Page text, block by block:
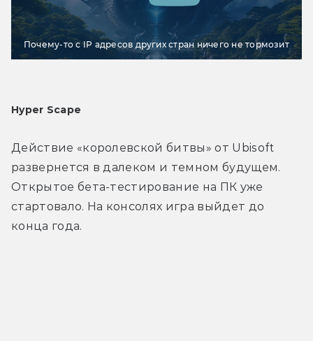
Почему-то с IP адресов других стран ничего не тормозит
Hyper Scape
Действие «королевской битвы» от Ubisoft
развернется в далеком и темном будущем.
Открытое бета-тестирование на ПК уже
стартовало. На консолях игра выйдет до
конца года.